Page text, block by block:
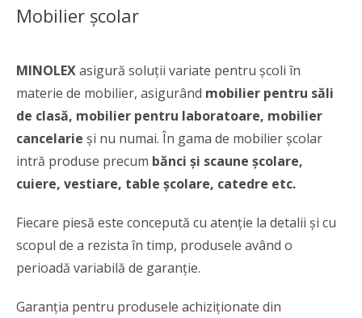
Mobilier şcolar
MINOLEXasigură soluţii variate pentru şcoli în
materie de mobilier, asigurând mobilier pentru săli
de clasă, mobilier pentru laboratoare, mobilier
cancelarie şi nu numai. În gama de mobilier şcolar
intră produse precum bănci şi scaune şcolare,
cuiere, vestiare, table şcolare, catedre etc.
Fiecare piesă este concepută cu atenție la detalii și cu
scopul de a rezista în timp, produsele având o
perioadă variabilă de garanție.
Garanția pentru produsele achiziționate din